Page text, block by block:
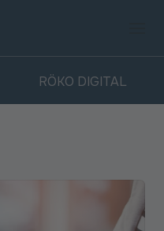
RÖKO DIGITAL